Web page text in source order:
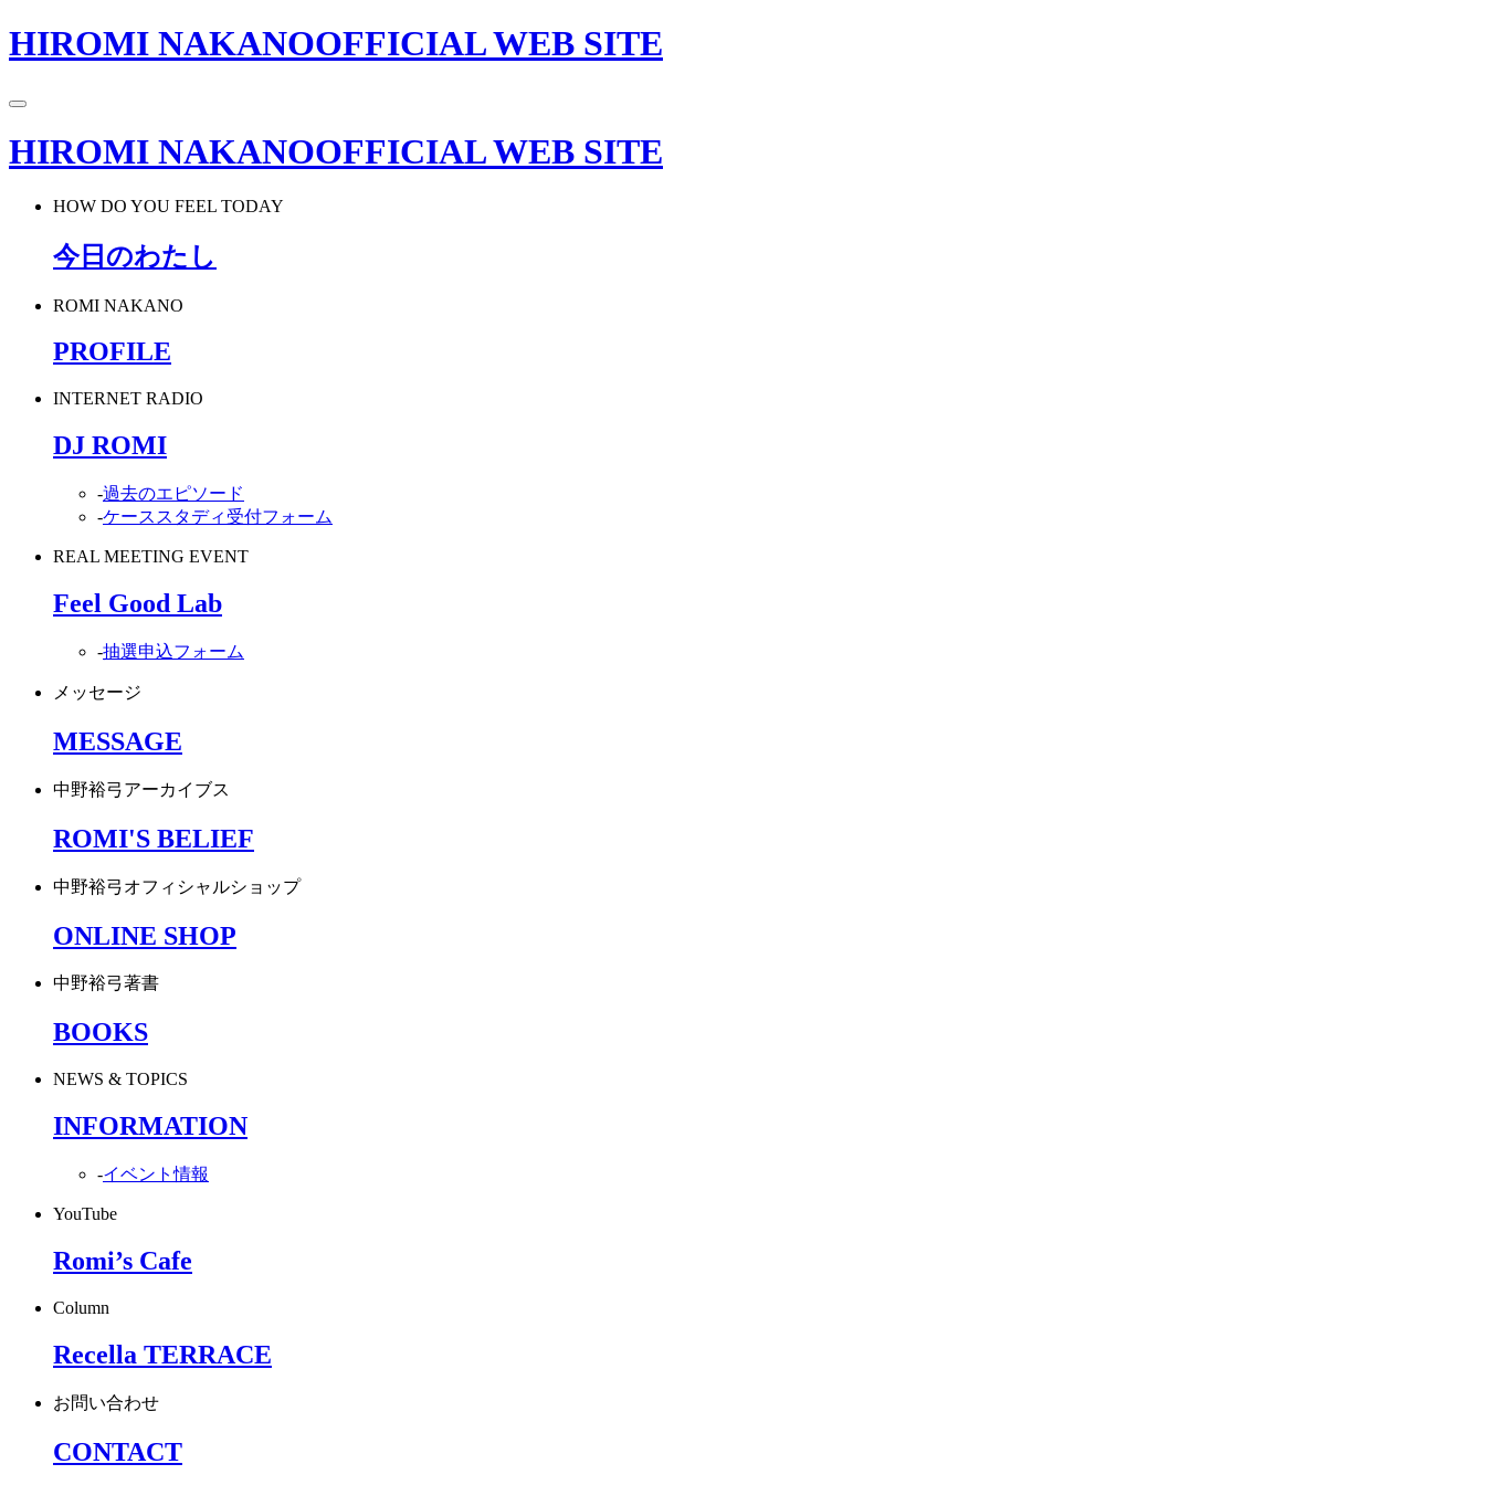
HIROMI NAKANOOFFICIAL WEB SITE
HIROMI NAKANOOFFICIAL WEB SITE
HOW DO YOU FEEL TODAY
今日のわたし
ROMI NAKANO
PROFILE
INTERNET RADIO
DJ ROMI
-過去のエピソード
-ケーススタディ受付フォーム
REAL MEETING EVENT
Feel Good Lab
-抽選申込フォーム
メッセージ
MESSAGE
中野裕弓アーカイブス
ROMI'S BELIEF
中野裕弓オフィシャルショップ
ONLINE SHOP
中野裕弓著書
BOOKS
NEWS & TOPICS
INFORMATION
-イベント情報
YouTube
Romi’s Cafe
Column
Recella TERRACE
お問い合わせ
CONTACT